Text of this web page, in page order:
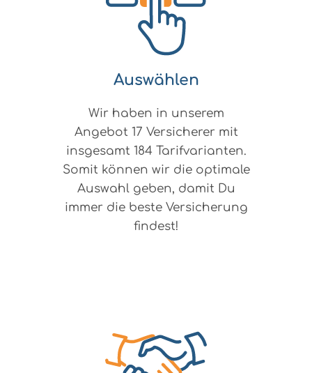
Auswählen
Wir haben in unserem
Angebot 17 Versicherer mit
insgesamt 184 Tarifvarianten.
Somit können wir die optimale
Auswahl geben, damit Du
immer die beste Versicherung
findest!